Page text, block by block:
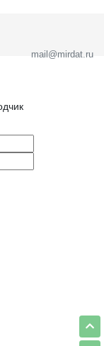
mail@mirdat.ru